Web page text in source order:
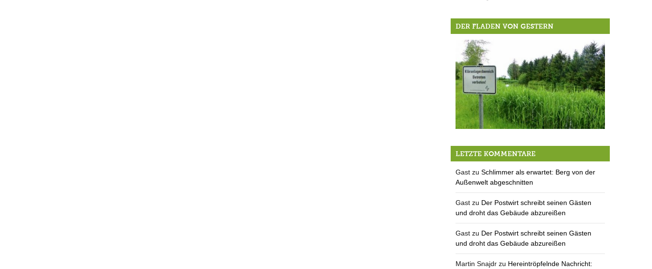
DER FLADEN VON GESTERN
LETZTE KOMMENTARE
Gast zuSchlimmer als erwartet: Berg von der
Außenwelt abgeschnitten
Gast zu Der Postwirt schreibt seinen Gästen
und droht das Gebäude abzureißen
Gast zu Der Postwirt schreibt seinen Gästen
und droht das Gebäude abzureißen
Martin Snajdr zu Hereintröpfelnde Nachricht: